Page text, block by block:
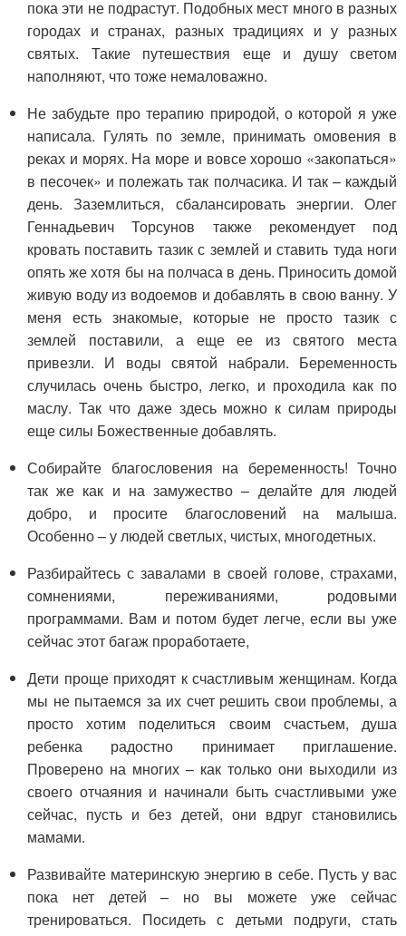
пока эти не подрастут. Подобных мест много в разных
городах и странах, разных традициях и у разных
святых. Такие путешествия еще и душу светом
наполняют, что тоже немаловажно.
Не забудьте про терапию природой, о которой я уже
написала. Гулять по земле, принимать омовения в
реках и морях. На море и вовсе хорошо «закопаться»
в песочек» и полежать так полчасика. И так – каждый
день. Заземлиться, сбалансировать энергии. Олег
Геннадьевич Торсунов также рекомендует под
кровать поставить тазик с землей и ставить туда ноги
опять же хотя бы на полчаса в день. Приносить домой
живую воду из водоемов и добавлять в свою ванну. У
меня есть знакомые, которые не просто тазик с
землей поставили, а еще ее из святого места
привезли. И воды святой набрали. Беременность
случилась очень быстро, легко, и проходила как по
маслу. Так что даже здесь можно к силам природы
еще силы Божественные добавлять.
Собирайте благословения на беременность! Точно
так же как и на замужество – делайте для людей
добро, и просите благословений на малыша.
Особенно – у людей светлых, чистых, многодетных.
Разбирайтесь с завалами в своей голове, страхами,
сомнениями, переживаниями, родовыми
программами. Вам и потом будет легче, если вы уже
сейчас этот багаж проработаете,
Дети проще приходят к счастливым женщинам. Когда
мы не пытаемся за их счет решить свои проблемы, а
просто хотим поделиться своим счастьем, душа
ребенка радостно принимает приглашение.
Проверено на многих – как только они выходили из
своего отчаяния и начинали быть счастливыми уже
сейчас, пусть и без детей, они вдруг становились
мамами.
Развивайте материнскую энергию в себе. Пусть у вас
пока нет детей – но вы можете уже сейчас
тренироваться. Посидеть с детьми подруги, стать